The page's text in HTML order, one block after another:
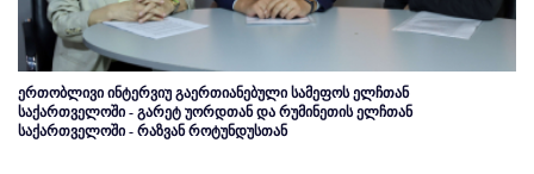
ერთობლივი ინტერვიუ გაერთიანებული სამეფოს ელჩთან
საქართველოში - გარეტ უორდთან და რუმინეთის ელჩთან
საქართველოში - რაზვან როტუნდუსთან